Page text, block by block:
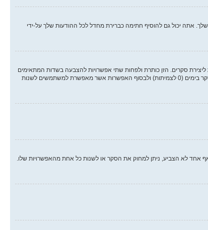
אתה יכול גם להוסיף חתימה כברירת מחדל לכל ההודעות שלך על-ידי
סקרים. הזן כותרת ולפחות שתי אפשרויות להצבעה בשדות המתאימים
וודא שכל אפשרות בשורה נפרדת בתיבת הטקסט. אתה יכול גם לקבוע את מספר האפשרויות אשר משתמשים יכולים לבחור במשך ההצבעה תחת “אפשרויות לכל משתמש”, זמן הגבלה לסקר בימים (0 לצמיתות) ולבסוף האפשרות אשר מאפשרת למשתמשים לשנות
אחד לא הצביע, ניתן למחוק את הסקר או לשנות כל אחת מהאפשרויות שלו.